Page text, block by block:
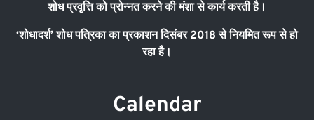
शोध प्रवृत्ति को प्रोन्नत करने की मंशा से कार्य करती है।
‘शोधादर्श’शोध पत्रिका का प्रकाशन दिसंबर 2018से नियमित रूप से हो
रहा है।
Calendar